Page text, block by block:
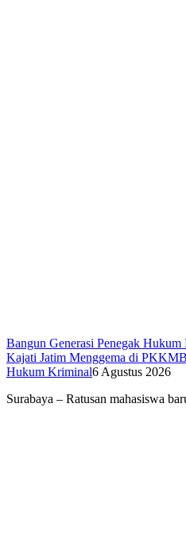
Bangun Generasi Penegak
Kajati Jatim Menggema di
Hukum Kriminal6 Agustus 2026
Surabaya – Ratusan mahasiswa